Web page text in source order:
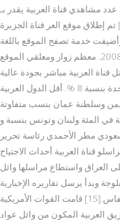
مشاهدي قناة العربية يقدر بـ
نت[عدل] تم إطلاق موقع العر قناة الجزيرة
في 2004 باللغة العربية وأضيفت خدمة تصفح الموقع باللغة
الإنجليزية عام 2007 والفارسية والآردو عام 2008. معظم زوار ومعلقي الموقع
من زوار الموقع تل قناة العربية مباشر بجودة عالية
يها مصر بنسبة 9 % وسوريا 7 % والولايات المتحدة بنسبة 8 %. أقل الدول العربية
وسلطنة عمان بنسب متفاوتة
في المئة ولبنان وتونس بنسبة و
الصحافي السعودي مطر الأحمدي رئاسة تحرير
قناة العربية أحداث الاجتياح
العراق واستطاع مراسلها وائل
وبدأ يرسل تقاريره الإخبارية
التي قناه العربيه للاخبار وصفت بالخاطفة للأنفاس.[15] قامت القوات الأمريكية
العربية المكون من وائل عواد